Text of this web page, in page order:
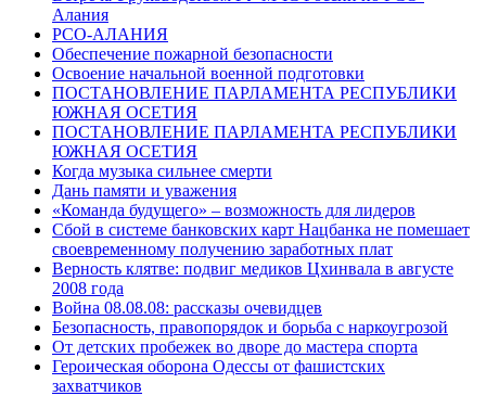
Алания
РСО-АЛАНИЯ
Обеспечение пожарной безопасности
Освоение начальной военной подготовки
ПОСТАНОВЛЕНИЕ ПАРЛАМЕНТА РЕСПУБЛИКИ
ЮЖНАЯ ОСЕТИЯ
ПОСТАНОВЛЕНИЕ ПАРЛАМЕНТА РЕСПУБЛИКИ
ЮЖНАЯ ОСЕТИЯ
Когда музыка сильнее смерти
Дань памяти и уважения
«Команда будущего» – возможность для лидеров
Сбой в системе банковских карт Нацбанка не помешает
своевременному получению заработных плат
Верность клятве: подвиг медиков Цхинвала в августе
2008 года
Война 08.08.08: рассказы очевидцев
Безопасность, правопорядок и борьба с наркоугрозой
От детских пробежек во дворе до мастера спорта
Героическая оборона Одессы от фашистских
захватчиков